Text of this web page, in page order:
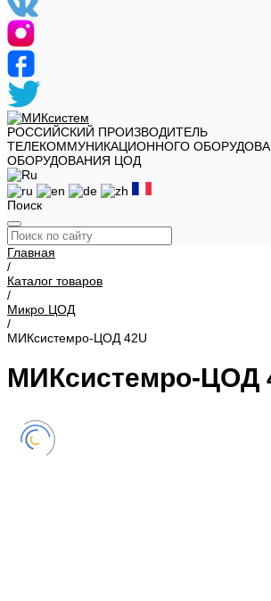
РОССИЙСКИЙ ПРОИЗВОДИТЕЛЬ
ТЕЛЕКОММУНИКАЦИОННОГО
ОБОРУДОВАНИЯ ЦОД
Поиск
Главная
/
Каталог товаров
/
Микро ЦОД
/
МИКсистемро-ЦОД 42U
МИКсистемро-ЦОД